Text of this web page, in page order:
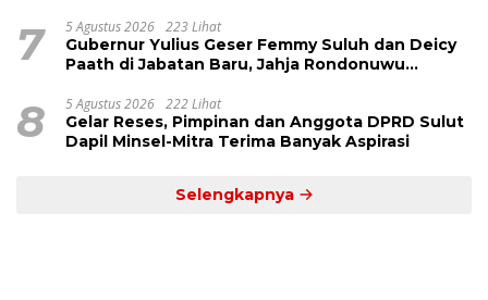
7 5 Agustus 2026 223 Lihat
Gubernur Yulius Geser Femmy Suluh dan Deicy
Paath di Jabatan Baru, Jahja Rondonuwu
8 5 Agustus 2026 222 Lihat
Gelar Reses, Pimpinan dan Anggota DPRD Sulut
Dapil Minsel-Mitra Terima Banyak Aspirasi
Selengkapnya